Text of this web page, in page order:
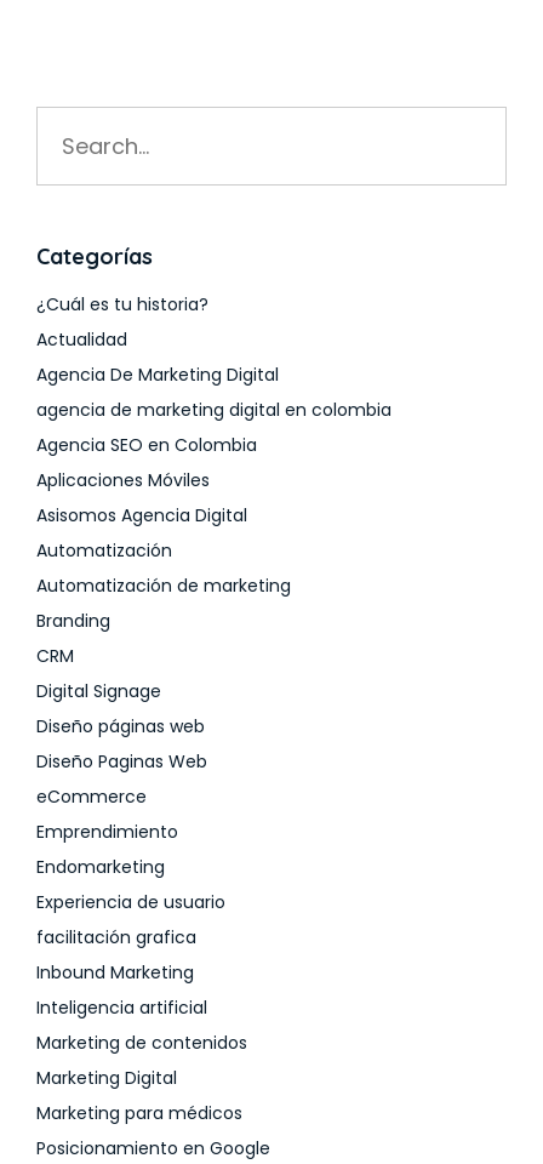
for:
Categorías
¿Cuál es tu historia?
Actualidad
Agencia De Marketing Digital
agencia de marketing digital en colombia
Agencia SEO en Colombia
Aplicaciones Móviles
Asisomos Agencia Digital
Automatización
Automatización de marketing
Branding
CRM
Digital Signage
Diseño páginas web
Diseño Paginas Web
eCommerce
Emprendimiento
Endomarketing
Experiencia de usuario
facilitación grafica
Inbound Marketing
Inteligencia artificial
Marketing de contenidos
Marketing Digital
Marketing para médicos
Posicionamiento en Google